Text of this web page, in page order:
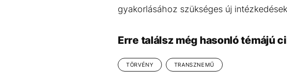
gyakorlásához szükséges új
Erre találsz még hasonló témájú
TÖRVÉNY TRANSZNEMŰ